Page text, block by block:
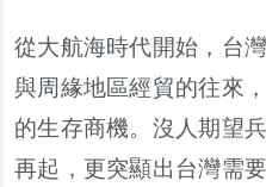
從大航海時代開始 ， 台
與周緣地區經貿的往來 ，
的生存商機。 沒人期望
再起 ， 更突顯出台灣需